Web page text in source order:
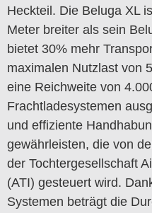
Heckteil. Die Beluga XL
Meter breiter als sein
bietet 30% mehr
maximalen Nutzlast von
eine Reichweite von
Frachtladesystemen
und effiziente
gewährleisten, die von
der Tochtergesellschaft
(ATI) gesteuert wird.
Systemen beträgt die